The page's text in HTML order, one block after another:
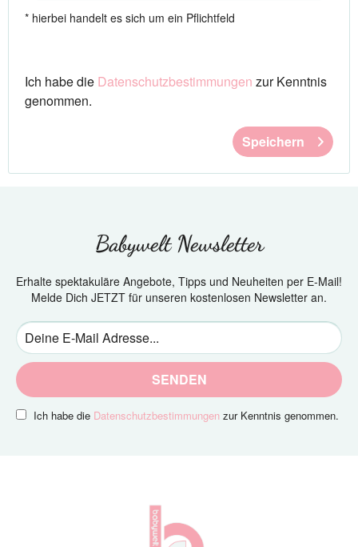
* hierbei handelt es sich um ein Pflichtfeld
Ich habe die Datenschutzbestimmungen zur Kenntnis
genommen.
Speichern
Babywelt Newsletter
Erhalte spektakuläre Angebote, Tipps und Neuheiten per E-Mail!
Melde Dich JETZT für unseren kostenlosen Newsletter an.
SENDEN
Ich habe die Datenschutzbestimmungen zur Kenntnis genommen.